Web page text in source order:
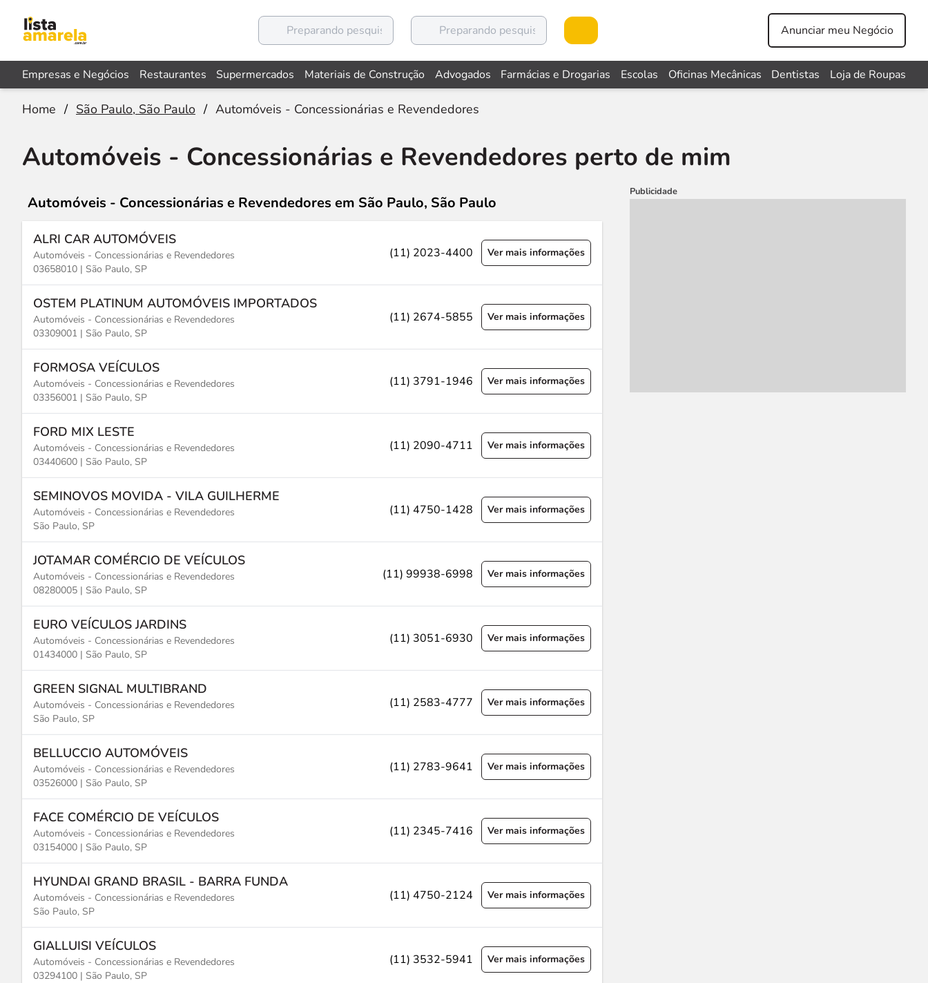
Anunciar meu Negócio
Empresas e Negócios Restaurantes Supermercados Materiais de Construção Advogados Farmácias e Drogarias Escolas Oficinas Mecânicas Dentistas Loja de Roupas
Home / São Paulo, São Paulo / Automóveis - Concessionárias e Revendedores
Automóveis - Concessionárias e Revendedores perto de mim
Automóveis - Concessionárias e Revendedores em São Paulo, São Paulo
ALRI CAR AUTOMÓVEIS
Automóveis - Concessionárias e Revendedores
03658010 | São Paulo, SP
(11) 2023-4400 Ver mais informações
OSTEM PLATINUM AUTOMÓVEIS IMPORTADOS
Automóveis - Concessionárias e Revendedores
03309001 | São Paulo, SP
(11) 2674-5855 Ver mais informações
FORMOSA VEÍCULOS
Automóveis - Concessionárias e Revendedores
03356001 | São Paulo, SP
(11) 3791-1946 Ver mais informações
FORD MIX LESTE
Automóveis - Concessionárias e Revendedores
03440600 | São Paulo, SP
(11) 2090-4711 Ver mais informações
SEMINOVOS MOVIDA - VILA GUILHERME
Automóveis - Concessionárias e Revendedores
São Paulo, SP
(11) 4750-1428 Ver mais informações
JOTAMAR COMÉRCIO DE VEÍCULOS
Automóveis - Concessionárias e Revendedores
08280005 | São Paulo, SP
(11) 99938-6998 Ver mais informações
EURO VEÍCULOS JARDINS
Automóveis - Concessionárias e Revendedores
01434000 | São Paulo, SP
(11) 3051-6930 Ver mais informações
GREEN SIGNAL MULTIBRAND
Automóveis - Concessionárias e Revendedores
São Paulo, SP
(11) 2583-4777 Ver mais informações
BELLUCCIO AUTOMÓVEIS
Automóveis - Concessionárias e Revendedores
03526000 | São Paulo, SP
(11) 2783-9641 Ver mais informações
FACE COMÉRCIO DE VEÍCULOS
Automóveis - Concessionárias e Revendedores
03154000 | São Paulo, SP
(11) 2345-7416 Ver mais informações
HYUNDAI GRAND BRASIL - BARRA FUNDA
Automóveis - Concessionárias e Revendedores
São Paulo, SP
(11) 4750-2124 Ver mais informações
GIALLUISI VEÍCULOS
Automóveis - Concessionárias e Revendedores
03294100 | São Paulo, SP
(11) 3532-5941 Ver mais informações
Publicidade